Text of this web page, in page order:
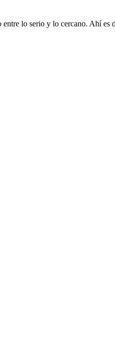
lo serio y lo cercano. Ahí es